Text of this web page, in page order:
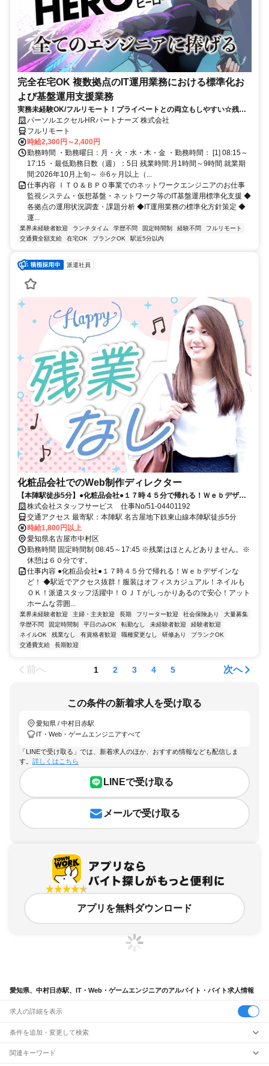
完全在宅OK 複数拠点のIT運用業務における標準化お
よび基盤運用支援業務
実務未経験OK/フルリモート！プライベートとの両立もしやすい☆残業
ちょっと♪
パーソルエクセルHRパートナーズ 株式会社
フルリモート
時給2,300円～2,400円
勤務時間 ・勤務曜日：月・火・水・木・金 ・勤務時間： [1] 08:15～
17:15 ・最低勤務日数（週）：5日 残業時間:月1時間～9時間 就業期
間:2026年10月上旬～ ※6ヶ月以上（...
仕事内容 ＩＴＯ＆ＢＰＯ事業でのネットワークエンジニアのお仕事
監視システム・仮想基盤・ネットワーク等のIT基盤運用標準化支援 ◆
各拠点の運用状況調査・課題分析 ◆IT運用業務の標準化方針策定 ◆
運...
業界未経験者歓迎 ランチタイム 学歴不問 固定時間制 経験不問
フルリモート
交通費全額支給
在宅OK ブランクOK 駅近5分以内
派遣社員
化粧品会社でのWeb制作ディレクター
【本陣駅徒歩5分】●化粧品会社●１７時４５分で帰れる！Ｗｅｂデザイ
ンなど！ 直接雇用実績あり！
株式会社スタッフサービス 仕事No/51-04401192
交通アクセス 最寄駅：本陣駅 名古屋地下鉄東山線本陣駅徒歩5分
時給1,800円以上
愛知県名古屋市中村区
勤務時間 固定時間制 08:45～17:45 ※残業はほとんどありません。※
休憩は６０分です。
仕事内容 ●化粧品会社●１７時４５分で帰れる！Ｗｅｂデザインな
ど！ ◆駅近でアクセス抜群！服装はオフィスカジュアル！ネイルも
ＯＫ！派遣スタッフ活躍中！ＯＪＴがしっかりあるので安心！アット
ホームな雰囲...
業界未経験者歓迎 主婦・主夫歓迎 長期 フリーター歓迎 社会保険あり
大量募集
学歴不問
固定時間制 平日のみOK 転勤なし 未経験者歓迎
経験者歓迎
ネイルOK
残業なし 有資格者歓迎 職種変更なし 研修あり
ブランクOK
交通費支給
長期歓迎
前へ 1 2 3 4 5 次へ
この条件の新着求人を受け取る
愛知県 / 中村日赤駅
IT・Web・ゲームエンジニアすべて
「LINEで受け取る」では、新着求人のほか、おすすめ情報なども配信しま
す。 詳しくはこちら
LINEで受け取る
メールで受け取る
アプリを無料ダウンロード
愛知県、中村日赤駅、IT・Web・ゲームエンジニアのアルバイト・バイト求人情報
求人の詳細を表示
条件を追加・変更して検索
市区町村を追加・変更
関連キーワード